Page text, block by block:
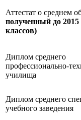
Аттестат о среднем
полученный до 2015
классов)
Диплом среднего
профессионально-
училища
Диплом среднего
учебного заведения